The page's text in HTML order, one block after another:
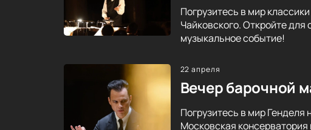
Погрузитесь в мир
Чайковского. Откройте
музыкальное событие!
22 апреля
Вечер барочной
Погрузитесь в мир
Московская